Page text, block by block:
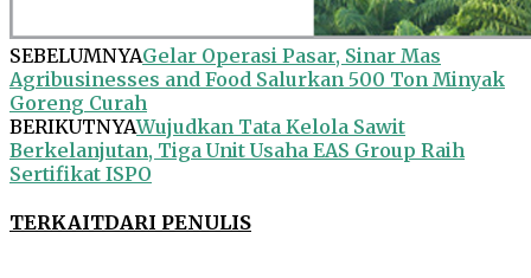
SEBELUMNYAGelar Operasi Pasar, Sinar Mas
Agribusinesses and Food Salurkan 500 Ton Minyak
Goreng Curah
BERIKUTNYAWujudkan Tata Kelola Sawit
Berkelanjutan, Tiga Unit Usaha EAS Group Raih
Sertifikat ISPO
TERKAITDARI PENULIS